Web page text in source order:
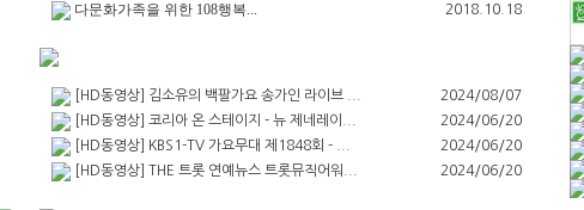
다문화가족을 위한 108행복... 2018.10.18
[HD동영상] 김소유의 백팔가요 송가인 라이브 ...
2024/08/07
[HD동영상] 코리아 온 스테이지 - 뉴 제네레이...
2024/06/20
[HD동영상] KBS1-TV 가요무대 제1848회 - ...
2024/06/20
[HD동영상] THE 트롯 연예뉴스 트롯뮤직어워...
2024/06/20